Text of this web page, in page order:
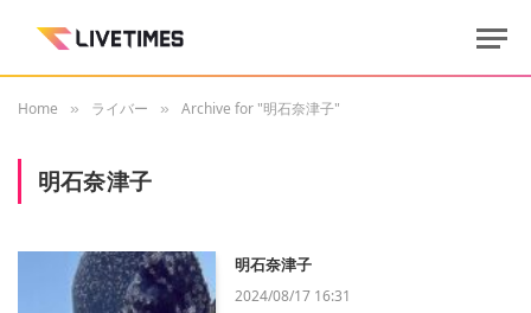
Home » ライバー » Archive for "明石奈津子"
明石奈津子
明石奈津子
2024/08/17 16:31